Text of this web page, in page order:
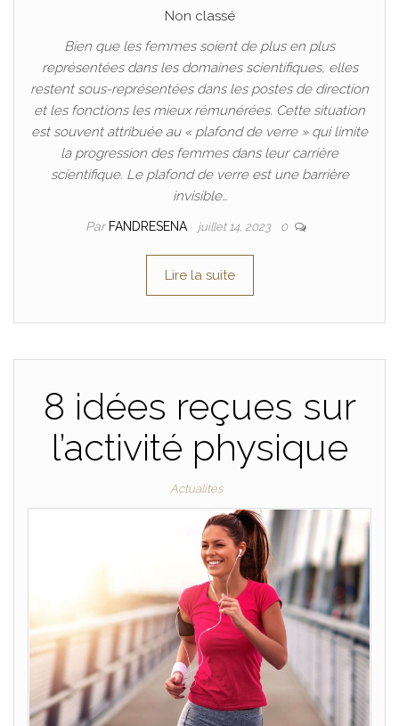
Non classé
Bien que les femmes soient de plus en plus
représentées dans les domaines scientifiques, elles
restent sous-représentées dans les postes de direction
et les fonctions les mieux rémunérées. Cette situation
est souvent attribuée au « plafond de verre » qui limite
la progression des femmes dans leur carrière
scientifique. Le plafond de verre est une barrière
invisible…
Par FANDRESENA juillet 14, 2023 0
Lire la suite
8 idées reçues sur
l’activité physique
Actualités